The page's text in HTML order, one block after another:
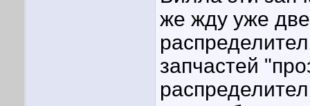
же жду уже
запчастей